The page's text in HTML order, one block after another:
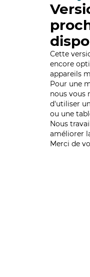
Cette
encore
appareils
Pour une
nous vous
d'utiliser
ou une
Nous
améliorer
Merci de